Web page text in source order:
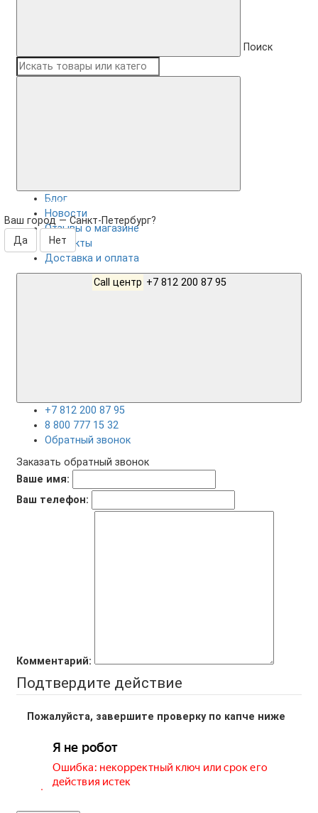
Поиск
Санкт-Петербург
Ваш город —Санкт-Петербург?
Блог
Новости
Отзывы о магазине
Контакты
Доставка и оплата
Call центр
+7 812 200 87 95
+7 812 200 87 95
8 800 777 15 32
Обратный звонок
Заказать обратный звонок
Ваше имя:
Ваш телефон:
Комментарий:
Подтвердите действие
Пожалуйста, завершите проверку по капче ниже